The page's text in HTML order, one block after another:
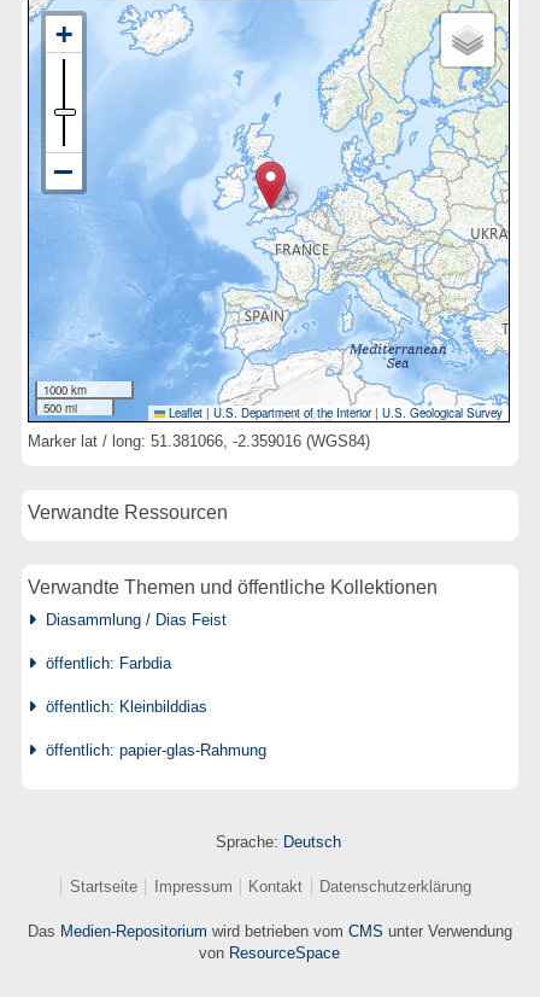
1000 km
500 mi
Leaflet | U.S. Department of the Interior|U.S. Geological Survey
Marker lat / long: 51.381066, -2.359016 (WGS84)
Verwandte Ressourcen
Verwandte Themen und öffentliche Kollektionen
Diasammlung / Dias Feist
öffentlich: Farbdia
öffentlich: Kleinbilddias
öffentlich: papier-glas-Rahmung
Sprache: Deutsch
Startseite Impressum Kontakt Datenschutzerklärung
Das Medien-Repositorium wird betrieben vom CMS unter Verwendung
von ResourceSpace